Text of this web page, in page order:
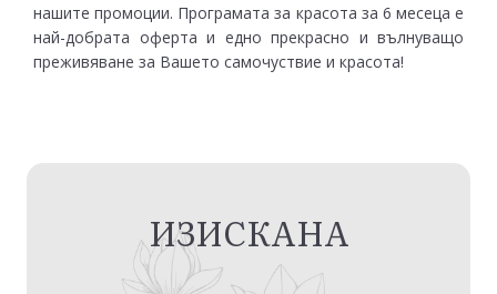
ИЗИСКАНА
нашите промоции. Програмата за красота за 6 месеца е
най-добрата оферта и едно прекрасно и вълнуващо
преживяване за Вашето самочуствие и красота!